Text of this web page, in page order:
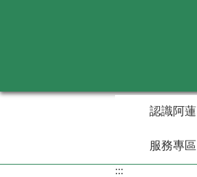
認識阿蓮
服務專區
:::